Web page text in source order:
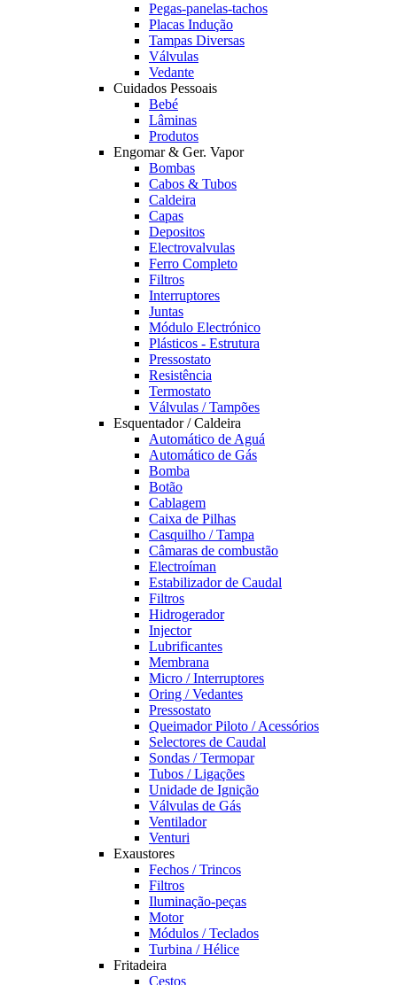
Pegas-panelas-tachos
Placas Indução
Tampas Diversas
Válvulas
Vedante
Cuidados Pessoais
Bebé
Lâminas
Produtos
Engomar & Ger. Vapor
Bombas
Cabos & Tubos
Caldeira
Capas
Depositos
Electrovalvulas
Ferro Completo
Filtros
Interruptores
Juntas
Módulo Electrónico
Plásticos - Estrutura
Pressostato
Resistência
Termostato
Válvulas / Tampões
Esquentador / Caldeira
Automático de Aguá
Automático de Gás
Bomba
Botão
Cablagem
Caixa de Pilhas
Casquilho / Tampa
Câmaras de combustão
Electroíman
Estabilizador de Caudal
Filtros
Hidrogerador
Injector
Lubrificantes
Membrana
Micro / Interruptores
Oring / Vedantes
Pressostato
Queimador Piloto / Acessórios
Selectores de Caudal
Sondas / Termopar
Tubos / Ligações
Unidade de Ignição
Válvulas de Gás
Ventilador
Venturi
Exaustores
Fechos / Trincos
Filtros
Iluminação-peças
Motor
Módulos / Teclados
Turbina / Hélice
Fritadeira
Cestos